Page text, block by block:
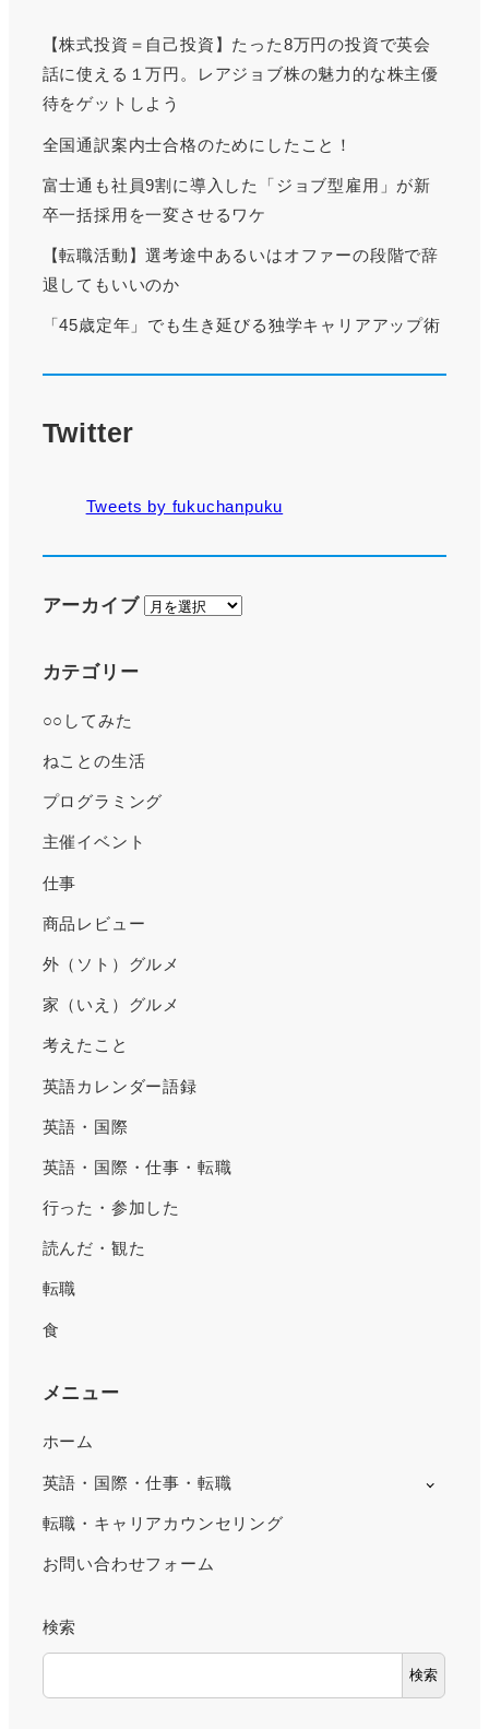
【株式投資＝自己投資】たった8万円の投資で英会
話に使える１万円。レアジョブ株の魅力的な株主優
待をゲットしよう
全国通訳案内士合格のためにしたこと！
富士通も社員9割に導入した「ジョブ型雇用」が新
卒一括採用を一変させるワケ
【転職活動】選考途中あるいはオファーの段階で辞
退してもいいのか
「45歳定年」でも生き延びる独学キャリアアップ術
Twitter
Tweets by fukuchanpuku
アーカイブ
ア
カテゴリー
○○してみた
ねことの生活
プログラミング
主催イベント
仕事
商品レビュー
外（ソト）グルメ
家（いえ）グルメ
考えたこと
英語カレンダー語録
英語・国際
英語・国際・仕事・転職
行った・参加した
読んだ・観た
転職
食
メニュー
ホーム
英語・国際・仕事・転職
転職・キャリアカウンセリング
お問い合わせフォーム
検索
検索